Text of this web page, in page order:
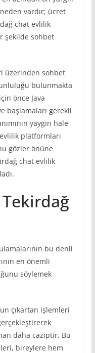
vardır; ücret
chat evlilik
şekilde sohbet
üzerinden sohbet
bulunmakta
önce Java
başlamaları gerekli
yaygın hale
platformları
gözler önüne
chat evlilik
bu denli
en önemli
söylemek
çıkartan işlemleri
daha caziptir. Bu
bireylere hem